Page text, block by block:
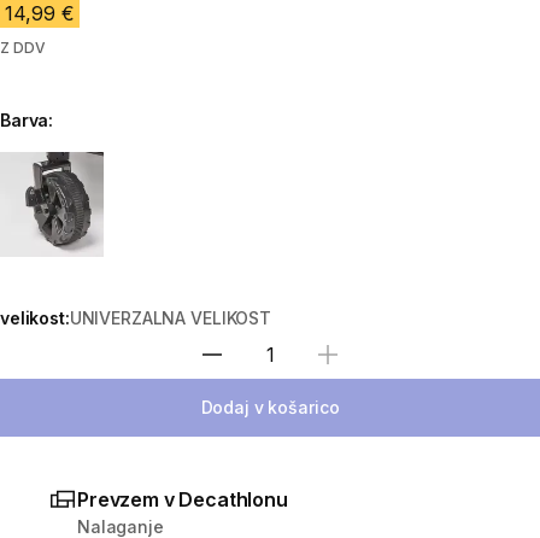
14,99 €
Z DDV
Barva:
Choose a variant
velikost:UNIVERZALNA VELIKOST
Izberite količino
Dodaj v košarico
Prevzem v Decathlonu
Nalaganje